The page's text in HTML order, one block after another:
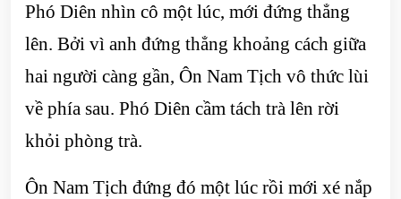
Phó Diên nhìn cô một lúc, mới đứng thẳng
lên. Bởi vì anh đứng thẳng khoảng cách giữa
hai người càng gần, Ôn Nam Tịch vô thức lùi
về phía sau. Phó Diên cầm tách trà lên rời
khỏi phòng trà.
Ôn Nam Tịch đứng đó một lúc rồi mới xé nắp